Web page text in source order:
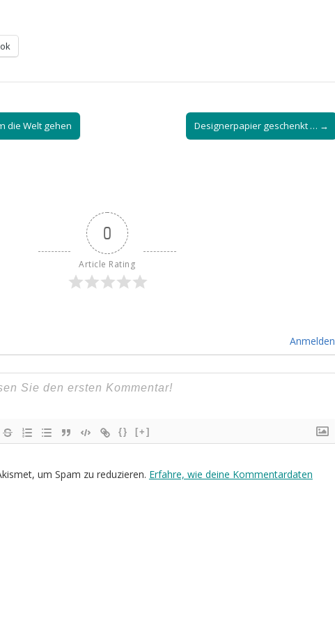
die Welt gehen Designerpapier geschenkt … →
0
Article Rating
Anmelden
{} [+]
um Spam zu reduzieren. Erfahre, wie deine Kommentardaten